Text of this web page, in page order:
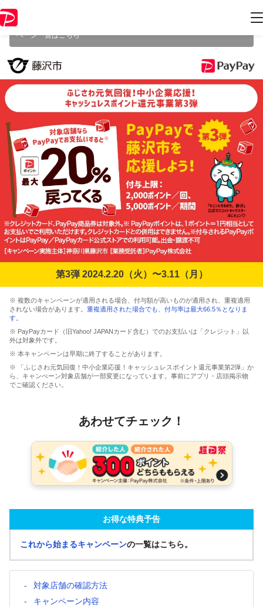
ジ内の情報はキャンペーン終了時点のものになります。
ペーン一覧はこちら
第3弾 2024.2.20（火）〜3.11（月）
※ 複数のキャンペーンが適用される場合、付与額が高いものが適用され、重複適用
されない場合があります。 重複適用された場合でも、付与率は最大66.5％となりま
す。
※ PayPayカード（旧Yahoo! JAPANカード含む）でのお支払いは「クレジット」以
外は対象外です。
※ 本キャンペーンは早期に終了することがあります。
※ 「ふじさわ元気回復！中小企業応援！キャッシュレスポイント還元事業第2弾」か
ら、キャンぺーン対象店舗が一部変更になっています。事前にアプリ・店頭掲示物
でご確認ください。
あわせてチェック！
お得な特典予告
これから始まるキャンペーンの一覧はこちら。
対象店舗の確認方法
キャンペーン内容